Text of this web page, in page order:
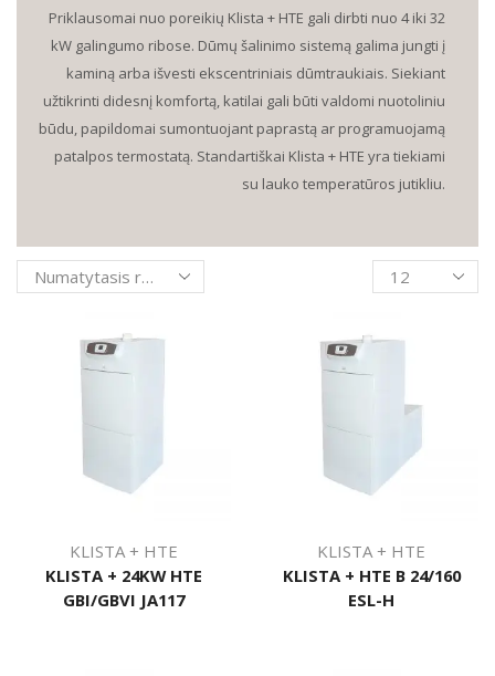
Priklausomai nuo poreikių Klista + HTE gali dirbti nuo 4 iki 32
kW galingumo ribose. Dūmų šalinimo sistemą galima jungti į
kaminą arba išvesti ekscentriniais dūmtraukiais. Siekiant
užtikrinti didesnį komfortą, katilai gali būti valdomi nuotoliniu
būdu, papildomai sumontuojant paprastą ar programuojamą
patalpos termostatą. Standartiškai Klista + HTE yra tiekiami
su lauko temperatūros jutikliu.
Products
per
KLISTA + HTE
KLISTA + 24KW HTE
GBI/GBVI JA117
KLISTA + HTE
KLISTA + HTE B 24/160
ESL-H